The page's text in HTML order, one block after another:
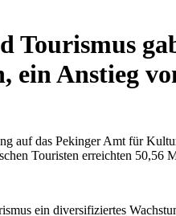
ein Anstieg
auf das Pekinger Amt für
Touristen erreichten 50,56
ein diversifiziertes